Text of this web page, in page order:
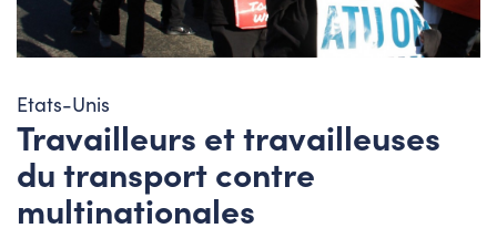
Etats-Unis
Travailleurs et travailleuses
du transport contre
multinationales